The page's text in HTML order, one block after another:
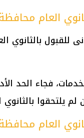
العام محافظة
لم يلتحقوا
العام محافظة